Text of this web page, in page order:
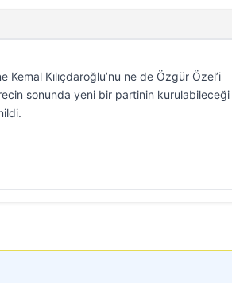
Kılıçdaroğlu’nu ne de Özgür Özel’i
sonunda yeni bir partinin kurulabileceği